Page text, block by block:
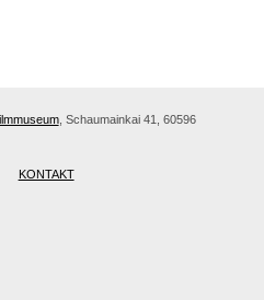
, Schaumainkai 41, 60596
KONTAKT